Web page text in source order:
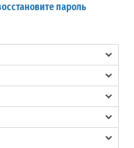
пароль